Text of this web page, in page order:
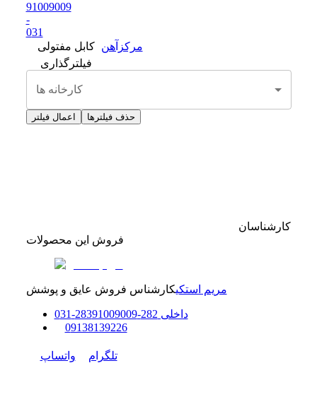
91009009
-
031
مرکزآهن
کابل مفتولی
فیلترگذاری
کارخانه ها
اعمال فیلتر حذف فیلترها
کارشناسان
فروش این محصولات
مریم استکیکارشناس فروش عایق و پوشش
داخلی 282-283
91009009
-
031
09138139226
تلگرام واتساپ